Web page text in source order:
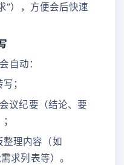
”），方便会后快速
自动：
；
议纪要（结论、要
理内容（如
求列表等）。